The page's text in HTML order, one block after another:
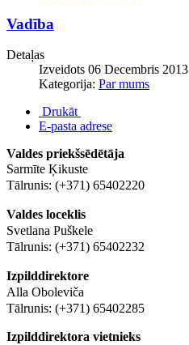
Vadība
Detaļas
Izveidots 06 Decembris 2013
Kategorija: Par mums
Drukāt
E-pasta adrese
Valdes priekšsēdētāja
Sarmīte Ķikuste
Tālrunis: (+371) 65402220
Valdes loceklis
Svetlana Puškele
Tālrunis: (+371) 65402232
Izpilddirektore
Alla Oboleviča
Tālrunis: (+371) 65402285
Izpilddirektora vietnieks